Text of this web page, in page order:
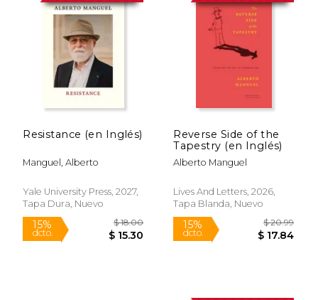
personal, historia cultural y crítica literaria,
con un estilo erudito pero accesible.
Fue director de la Biblioteca Nacional de la
Argentina entre 2016 y 2018. Considerado
un gran humanista contemporáneo,
Manguel sigue siendo una figura influyente
en el pensamiento sobre la cultura escrita
y la lectura como forma de conocimiento y
Resistance (en Inglés)
Manguel, Alberto
Yale University Press, 2027,
Tapa Dura, Nuevo
Reverse Side of the
Tapestry (en Inglés)
Alberto Manguel
Lives And Letters, 2026,
Tapa Blanda, Nuevo